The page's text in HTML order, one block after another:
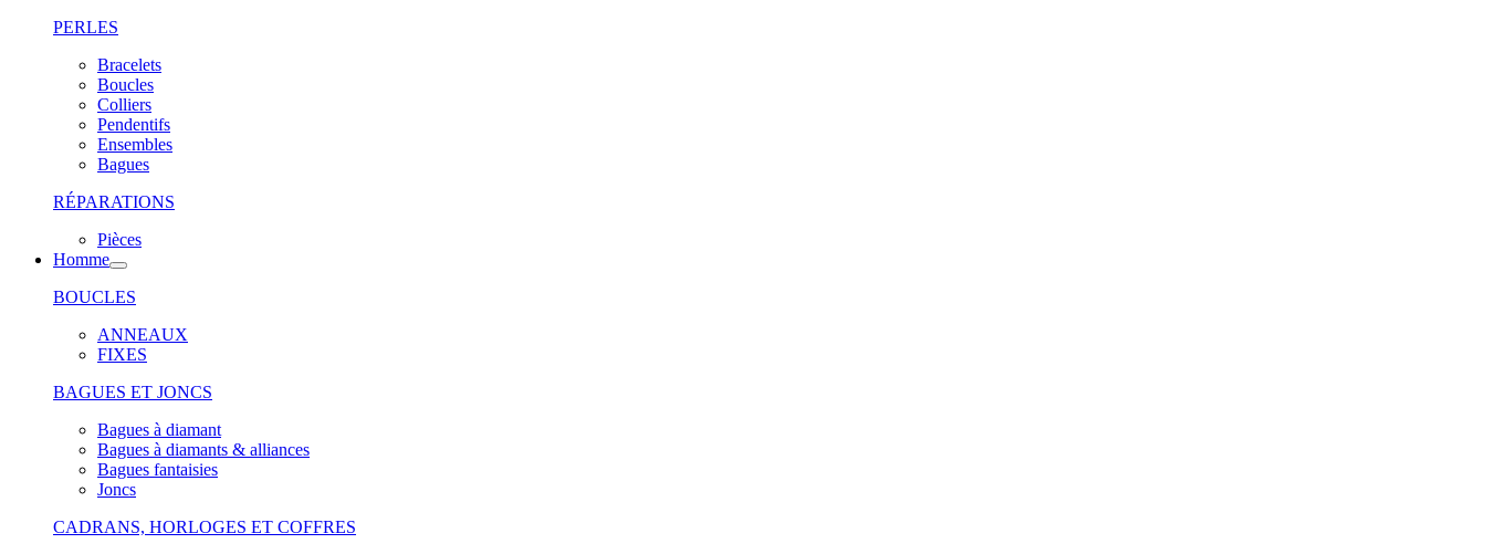
PERLES
Bracelets
Boucles
Colliers
Pendentifs
Ensembles
Bagues
RÉPARATIONS
Pièces
Homme
BOUCLES
ANNEAUX
FIXES
BAGUES ET JONCS
Bagues à diamant
Bagues à diamants & alliances
Bagues fantaisies
Joncs
CADRANS, HORLOGES ET COFFRES